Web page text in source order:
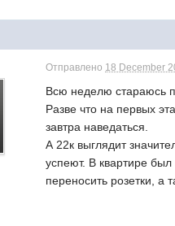
Отправлено 18 December
Всю неделю стараюсь
Разве что на первых
завтра наведаться.
А 22к выглядит
успеют. В квартире
переносить розетки, а